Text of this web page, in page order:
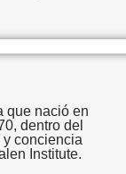
que nació en
dentro del
conciencia
Institute.